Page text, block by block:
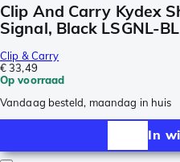
Clip And Carry Kydex
Signal, Black LSGNL-
Clip & Carry
€ 33,49
Op voorraad
Vandaag besteld, maandag in huis
In